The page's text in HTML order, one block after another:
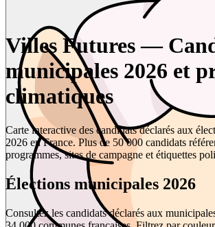
Villes Futures —
municipales 2026 et
climatiques
Carte interactive des candidats déclarés aux
2026 en France. Plus de 50 000 candidats
programmes, sites de campagne et étiquettes
Élections municipales 2026
Consultez les candidats déclarés aux